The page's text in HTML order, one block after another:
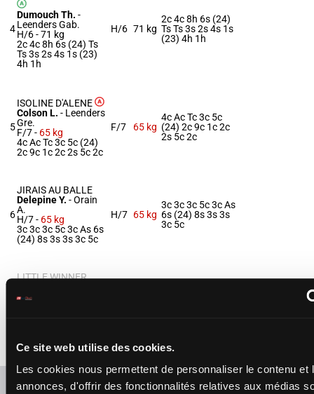
Ce site web utilise des cookies.
Les cookies nous permettent de personnaliser le contenu et
annonces, d'offrir des fonctionnalités relatives aux médias
4
Dumouch Th. -
Leenders Gab.
H/6 -71 kg
2c 4c 8h 6s (24) Ts
Ts 3s 2s 4s 1s (23)
4h 1h
H/6 71 kg
2c 4c 8h 6s (24)
Ts Ts 3s 2s 4s 1s
(23) 4h 1h
5
ISOLINE D'ALENE
Colson L. - Leenders
Gre.
F/7 - 65 kg
4c Ac Tc 3c 5c (24)
2c 9c 1c 2c 2s 5c 2c
F/7 65 kg
4c Ac Tc 3c 5c
(24) 2c 9c 1c 2c
2s 5c 2c
6
JIRAIS AU BALLE
Delepine Y. -Orain
A.
H/7 - 65 kg
3c 3c 3c 5c 3c As 6s
(24) 8s 3s 3s 3c 5c
H/7 65 kg
3c 3c 3c 5c 3c As
6s (24) 8s 3s 3s
3c 5c
LITTLE WINNER
Bureller E.
Ts
Refresh odds